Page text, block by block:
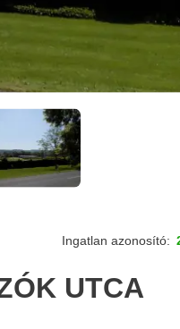
Ingatlan azonosító:
UTCA